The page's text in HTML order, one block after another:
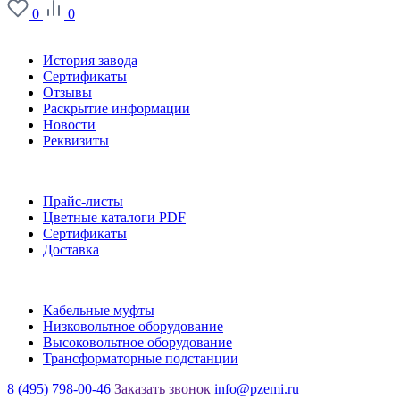
0
0
История завода
Сертификаты
Отзывы
Раскрытие информации
Новости
Реквизиты
Прайс-листы
Цветные каталоги PDF
Сертификаты
Доставка
Кабельные муфты
Низковольтное оборудование
Высоковольтное оборудование
Трансформаторные подстанции
8 (495) 798-00-46 Заказать звонок info@pzemi.ru